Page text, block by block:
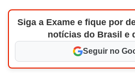
Siga a Exame e fique por
notícias do Brasil e
Seguir no